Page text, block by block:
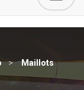
Maillots